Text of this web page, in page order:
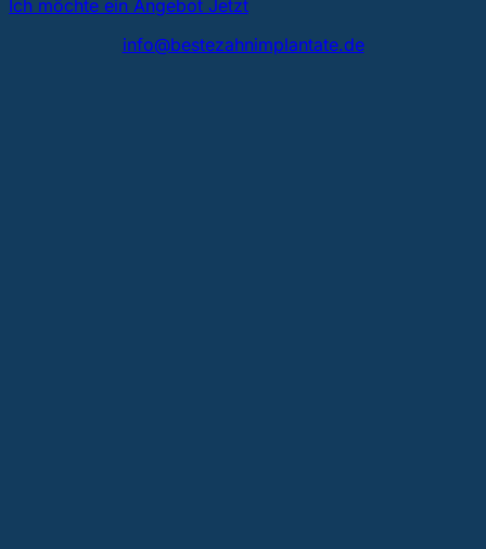
Ich möchte ein Angebot Jetzt
info@bestezahnimplantate.de